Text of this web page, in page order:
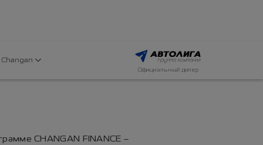
Официальный дилер
CHANGAN FINANCE –